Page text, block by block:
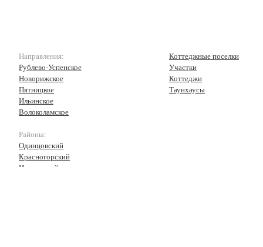
Направления:
Рублево-Успенское
Новорижское
Пятницкое
Ильинское
Волоколамское
Районы:
Одинцовский
Красногорский
Истринский
Коттеджные поселки
Участки
Коттеджи
Таунхаусы